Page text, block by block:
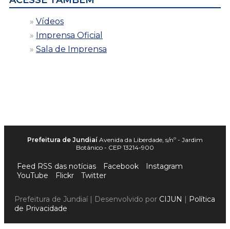
Vídeos
Imprensa Oficial
Sala de Imprensa
Prefeitura de Jundiaí Avenida da Liberdade, s/nº - Jardim
Botânico - CEP 13214-900
Feed RSS das notícias Facebook
Instagram
YouTube
Flickr Twitter
Prefeitura de Jundiaí | Desenvolvido por CIJUN | Política
de Privacidade